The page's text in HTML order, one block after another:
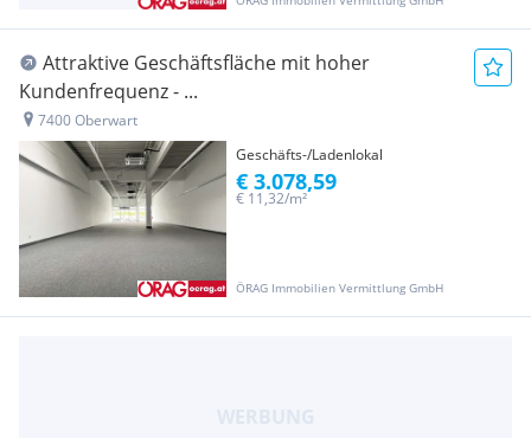
Attraktive Geschäftsfläche mit hoher
Kundenfrequenz - ...
7400 Oberwart
Geschäfts-/Ladenlokal
ÖRAG Immobilien Vermittlung GmbH
€ 11,32/m²
€ 3.078,59